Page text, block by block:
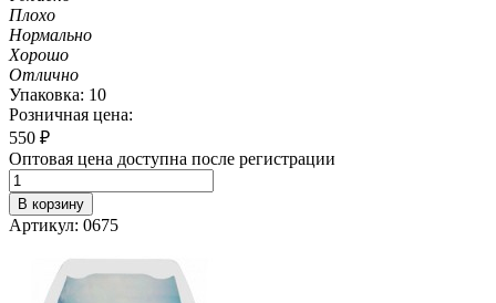
Плохо
Нормально
Хорошо
Отлично
Упаковка: 10
Розничная цена:
550 ₽
Оптовая цена доступна после регистрации
В корзину
Артикул: 0675